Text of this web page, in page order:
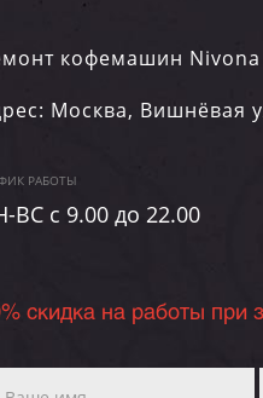
кофемашин
Москва, Вишнёвая
РАБОТЫ
ВC c 9.00 до 22.00
скидка на работы при